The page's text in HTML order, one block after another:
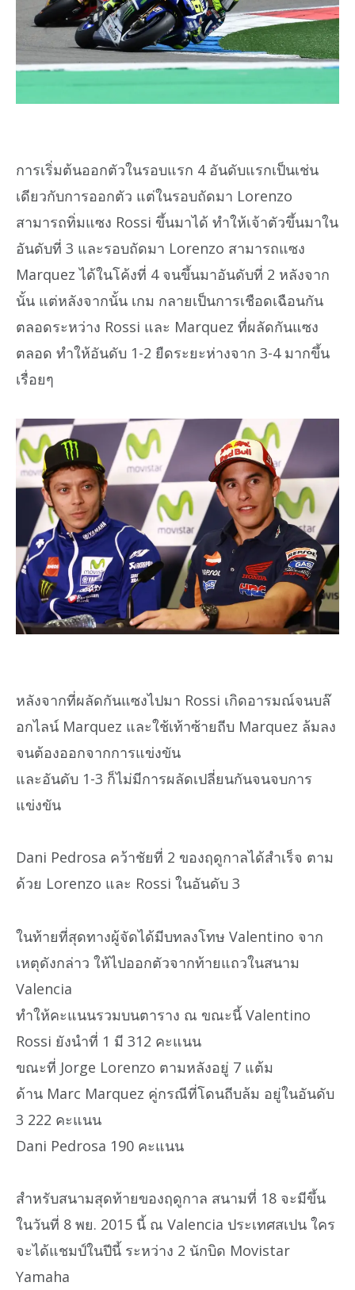
การเริ่มต้นออกตัวในรอบแรก 4 อันดับแรกเป็นเช่น
เดียวกับการออกตัว แต่ในรอบถัดมา Lorenzo
สามารถทิ่มแซง Rossi ขึ้นมาได้ ทำให้เจ้าตัวขึ้นมาใน
อันดับที่ 3 และรอบถัดมา Lorenzo สามารถแซง
Marquez ได้ในโค้งที่ 4 จนขึ้นมาอันดับที่ 2 หลังจาก
นั้น แต่หลังจากนั้น เกม กลายเป็นการเชือดเฉือนกัน
ตลอดระหว่าง Rossi และ Marquez ที่ผลัดกันแซง
ตลอด ทำให้อันดับ 1-2 ยืดระยะห่างจาก 3-4 มากขึ้น
เรื่อยๆ
หลังจากที่ผลัดกันแซงไปมา Rossi เกิดอารมณ์จนบล๊
อกไลน์ Marquez และใช้เท้าซ้ายถีบ Marquez ล้มลง
จนต้องออกจากการแข่งขัน
และอันดับ 1-3 ก็ไม่มีการผลัดเปลี่ยนกันจนจบการ
แข่งขัน
Dani Pedrosa คว้าชัยที่ 2 ของฤดูกาลได้สำเร็จ ตาม
ด้วย Lorenzo และ Rossi ในอันดับ 3
ในท้ายที่สุดทางผู้จัดได้มีบทลงโทษ Valentino จาก
เหตุดังกล่าว ให้ไปออกตัวจากท้ายแถวในสนาม
Valencia
ทำให้คะแนนรวมบนตาราง ณ ขณะนี้ Valentino
Rossi ยังนำที่ 1 มี 312 คะแนน
ขณะที่ Jorge Lorenzo ตามหลังอยู่ 7 แต้ม
ด้าน Marc Marquez คู่กรณีที่โดนถีบล้ม อยู่ในอันดับ
3 222 คะแนน
Dani Pedrosa 190 คะแนน
สำหรับสนามสุดท้ายของฤดูกาล สนามที่ 18 จะมีขึ้น
ในวันที่ 8 พย. 2015 นี้ ณ Valencia ประเทศสเปน ใคร
จะได้แชมป์ในปีนี้ ระหว่าง 2 นักบิด Movistar
Yamaha